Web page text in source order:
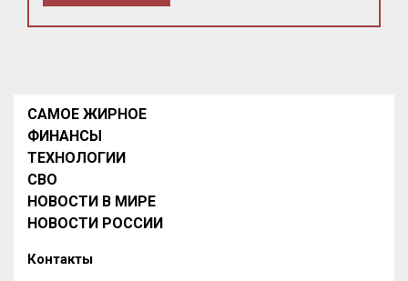
САМОЕ ЖИРНОЕ
ФИНАНСЫ
ТЕХНОЛОГИИ
СВО
НОВОСТИ В МИРЕ
НОВОСТИ РОССИИ
Контакты